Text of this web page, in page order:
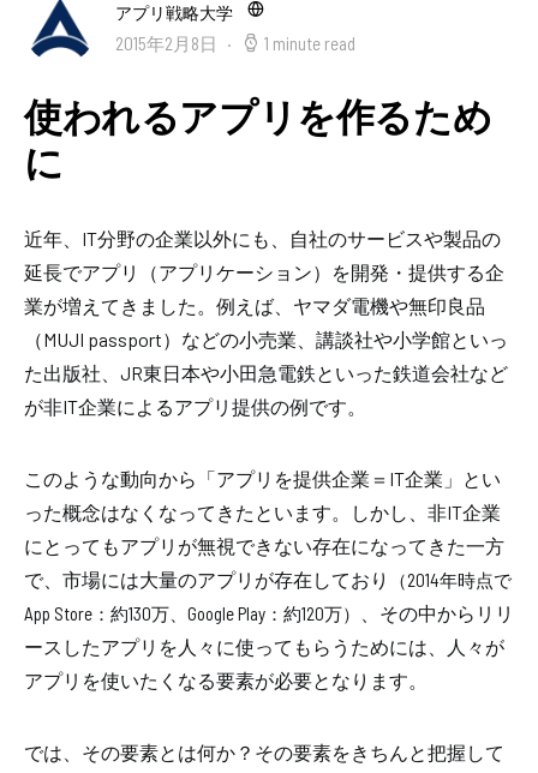
アプリ戦略大学
2015年2月8日 1 minute read
使われるアプリを作るため
に
近年、IT分野の企業以外にも、自社のサービスや製品の
延長でアプリ（アプリケーション）を開発・提供する企
業が増えてきました。例えば、ヤマダ電機や無印良品
（MUJI passport）などの小売業、講談社や小学館といっ
た出版社、JR東日本や小田急電鉄といった鉄道会社など
が非IT企業によるアプリ提供の例です。
このような動向から「アプリを提供企業＝IT企業」とい
った概念はなくなってきたといます。しかし、非IT企業
にとってもアプリが無視できない存在になってきた一方
で、市場には大量のアプリが存在しており
（2014年時点で
App Store：約130万、Google Play：約120万）
、その中からリリ
ースしたアプリを人々に使ってもらうためには、人々が
アプリを使いたくなる要素が必要となります。
では、その要素とは何か？その要素をきちんと把握して